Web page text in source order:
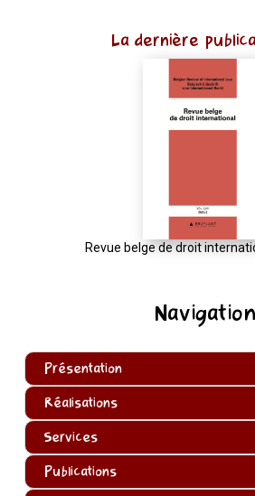
Navigation
Présentation
Réalisations
Services
Publications
La dernière
Revue belge de droit